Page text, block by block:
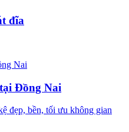
đĩa
Đồng Nai